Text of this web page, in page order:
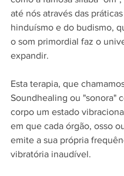
até nós através das
hinduísmo e do budismo,
o som primordial faz o
expandir.
Esta terapia, que
Soundhealing ou "sonora"
corpo um estado
em que cada órgão, osso
emite a sua própria
vibratória inaudível.